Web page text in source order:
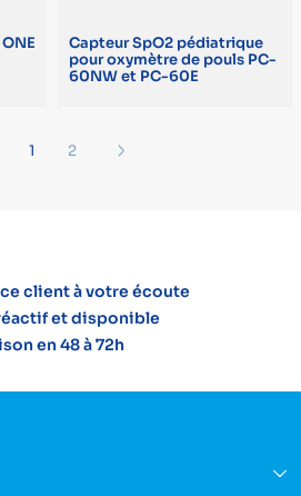
Capteur SpO2 pédiatrique
pour oxymètre de pouls PC-
60NW et PC-60E
Précédent
1 2
client à votre écoute
et disponible
en 48 à 72h